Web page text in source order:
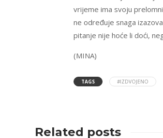
vrijeme ima svoju
ne određuje snaga
pitanje nije hoće li doći,
(MINA)
TAGS #IZDVOJENO
Related posts